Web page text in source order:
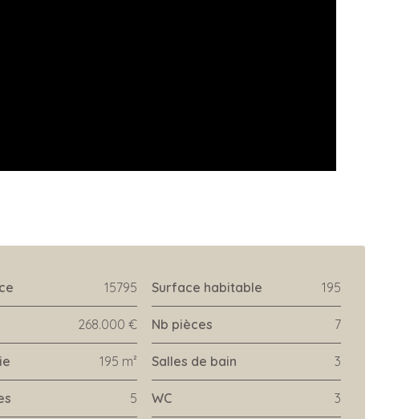
15795
268.000 €
195 m²
5
Surface habitable 195
Nb pièces 7
Salles de bain 3
WC 3